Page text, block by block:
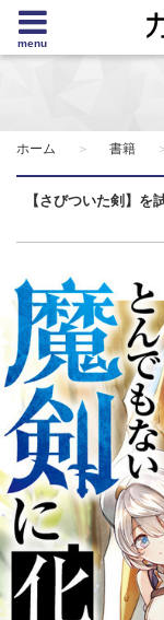
menu
ホーム 書籍
【さびついた剣】を